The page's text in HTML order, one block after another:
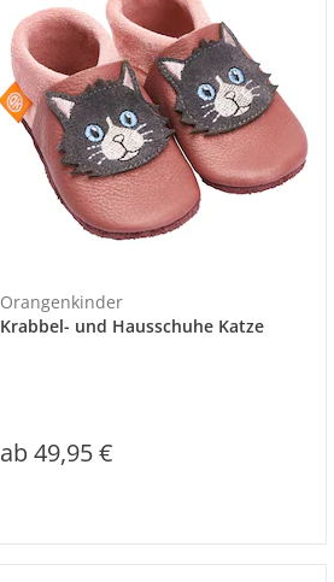
Orangenkinder
Krabbel- und Hausschuhe Katze
ab 49,95 €